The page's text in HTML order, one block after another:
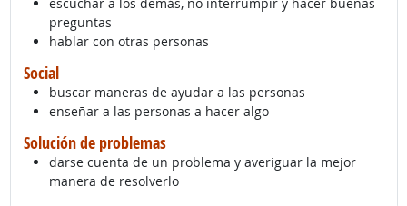
preguntas
hablar con otras personas
Social
buscar maneras de ayudar a las personas
enseñar a las personas a hacer algo
Solución de problemas
darse cuenta de un problema y averiguar la mejor
manera de resolverlo